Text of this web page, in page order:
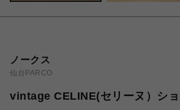
ノークス
仙台PARCO
vintage CELINE(セリーヌ）シ